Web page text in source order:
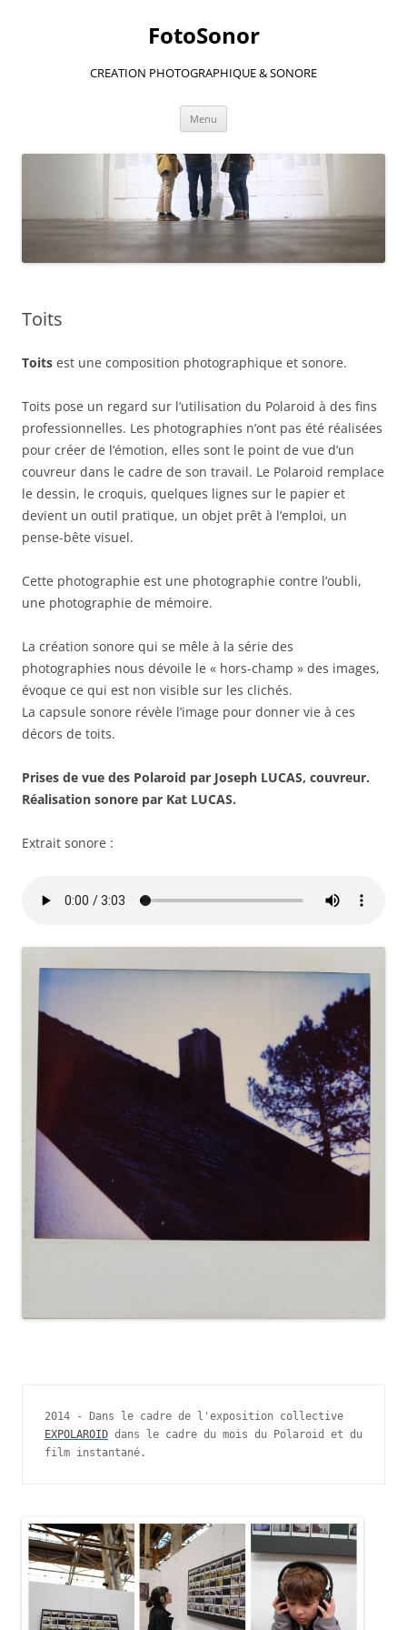
FotoSonor
CREATION PHOTOGRAPHIQUE & SONORE
Menu
Toits
Toits est une composition photographique et sonore.
Toits pose un regard sur l’utilisation du Polaroid à des fins
professionnelles. Les photographies n’ont pas été réalisées
pour créer de l’émotion, elles sont le point de vue d’un
couvreur dans le cadre de son travail. Le Polaroid remplace
le dessin, le croquis, quelques lignes sur le papier et
devient un outil pratique, un objet prêt à l’emploi, un
pense-bête visuel.
Cette photographie est une photographie contre l’oubli,
une photographie de mémoire.
La création sonore qui se mêle à la série des
photographies nous dévoile le « hors-champ » des images,
évoque ce qui est non visible sur les clichés.
La capsule sonore révèle l’image pour donner vie à ces
décors de toits.
Prises de vue des Polaroid par Joseph LUCAS, couvreur.
Réalisation sonore par Kat LUCAS.
Extrait sonore :
EXPOLAROID dans le cadre du mois du Polaroid et du
film instantané.